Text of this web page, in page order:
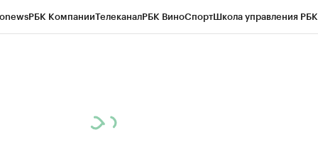
РБК КомпанииТелеканалРБК ВиноСпортШкола управления РБК